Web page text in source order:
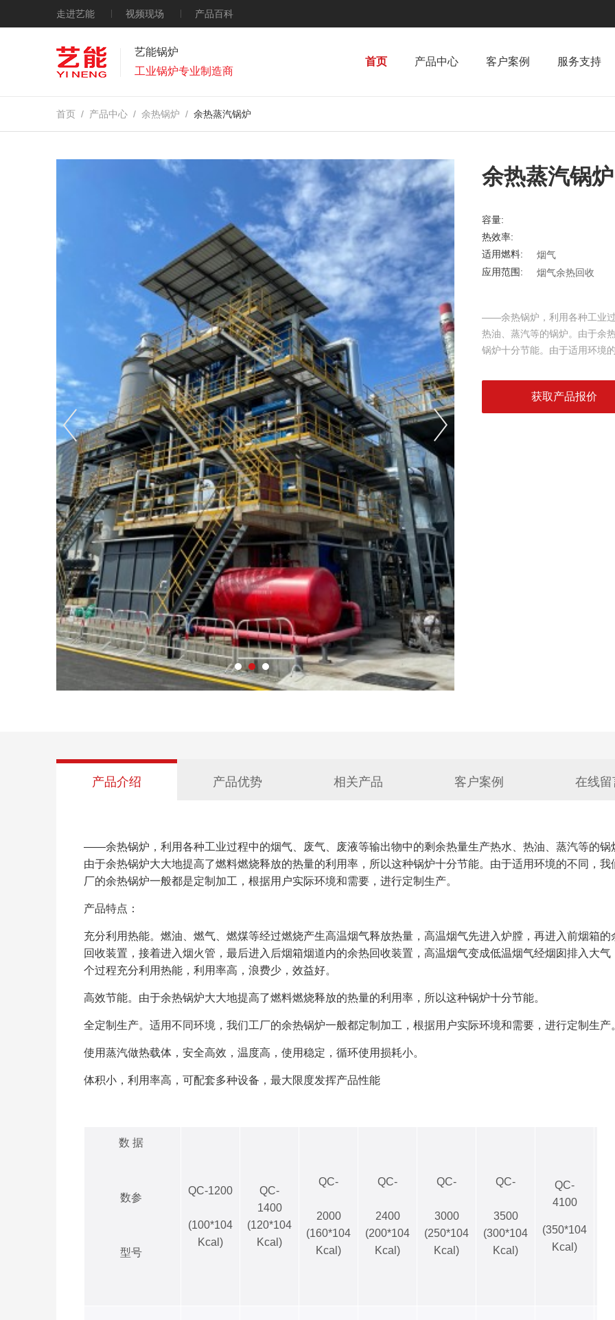
走进艺能 视频现场 产品百科
艺能锅炉
工业锅炉专业制造商
首页 产品中心 客户案例 服务支持
首页 / 产品中心 / 余热锅炉 / 余热蒸汽锅炉
余热蒸汽锅炉
容量:
热效率:
适用燃料:
烟气
应用范围:
烟气余热回收
——余热锅炉，利用各种工业过
热油、蒸汽等的锅炉。由于余
锅炉十分节能。由于适用环境
获取产品报价
产品介绍 产品优势 相关产品 客户案例 在线留
——余热锅炉，利用各种工业过程中的烟气、废气、废液等输出物中的剩余热量生产热水、热油、蒸汽等的锅
由于余热锅炉大大地提高了燃料燃烧释放的热量的利用率，所以这种锅炉十分节能。由于适用环境的不同，我
厂的余热锅炉一般都是定制加工，根据用户实际环境和需要，进行定制生产。
产品特点：
充分利用热能。燃油、燃气、燃煤等经过燃烧产生高温烟气释放热量，高温烟气先进入炉膛，再进入前烟箱的
回收装置，接着进入烟火管，最后进入后烟箱烟道内的余热回收装置，高温烟气变成低温烟气经烟囱排入大气
个过程充分利用热能，利用率高，浪费少，效益好。
高效节能。由于余热锅炉大大地提高了燃料燃烧释放的热量的利用率，所以这种锅炉十分节能。
全定制生产。适用不同环境，我们工厂的余热锅炉一般都定制加工，根据用户实际环境和需要，进行定制生产
使用蒸汽做热载体，安全高效，温度高，使用稳定，循环使用损耗小。
体积小，利用率高，可配套多种设备，最大限度发挥产品性能
数 据
数参
型号
QC-1200
(100*104
Kcal)
QC-
1400
(120*104
Kcal)
QC-
2000
(160*104
Kcal)
QC-
2400
(200*104
Kcal)
QC-
3000
(250*104
Kcal)
QC-
3500
(300*104
Kcal)
QC-
4100
(350*104
Kcal)